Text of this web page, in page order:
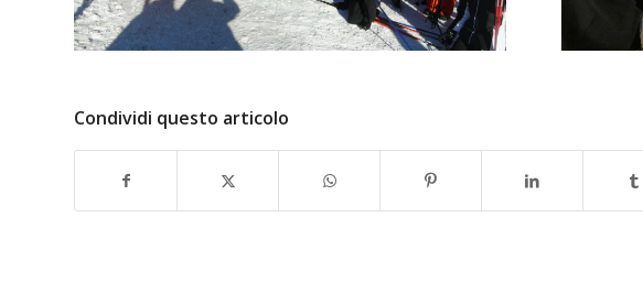
Condividi questo articolo